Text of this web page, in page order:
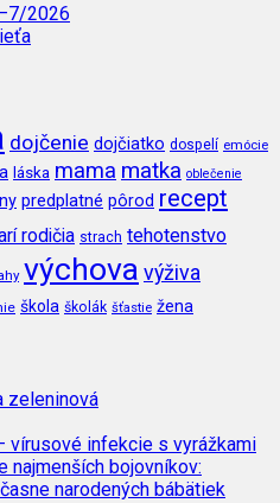
2026
dojčenie dojčiatko dospelí emócie
láska mama matka oblečenie
predplatné pôrod recept
rodičia strach tehotenstvo
výchova výživa
škola školák šťastie žena
zeleninová
vírusové infekcie s vyrážkami
najmenších bojovníkov:
narodených bábätiek